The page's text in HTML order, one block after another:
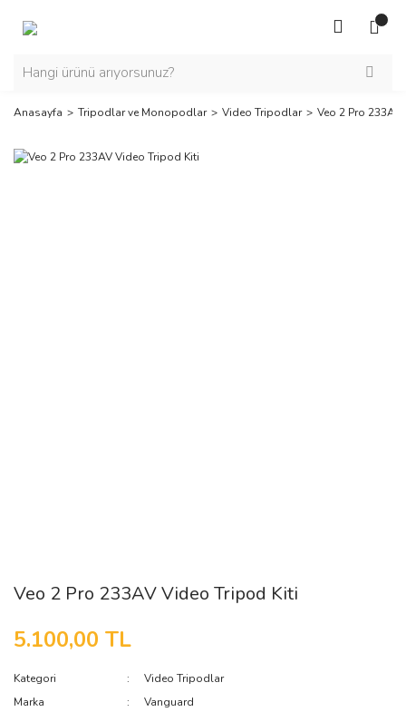
Anasayfa Tripodlar ve Monopodlar Video Tripodlar Veo 2 Pro
Veo 2 Pro 233AV Video Tripod Kiti
5.100,00 TL
Kategori
Video Tripodlar
Marka
Vanguard